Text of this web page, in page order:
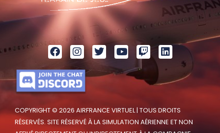
COPYRIGHT © 2026 AIRFRANCE VIRTUEL | TOUS DROITS
RÉSERVÉS. SITE RÉSERVÉ À LA SIMULATION AÉRIENNE ET NON